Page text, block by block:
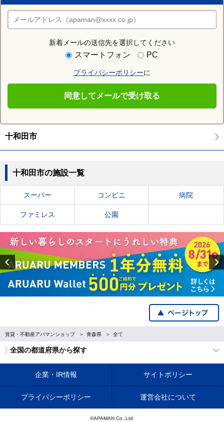
新着メールの送信先を選択してください
スマートフォン PC
プライバシーポリシーに
同意してメールで受け取る
住みたい街の店舗を探す
店舗検索
周辺の人気エリア
八戸市 黒石市 五所川原市
住む街研究所で十和田市の情報を見る
十和田市
十和田市の施設一覧
スーパー コンビニ 病院
ファミレス 公園
Previous
賃貸・不動産アパマンショップ 青森県 全て
全国の都道府県から探す
企業・IR情報 サイトポリシー
プライバシーポリシー 運営会社について
©APAMAN Co.,Ltd.